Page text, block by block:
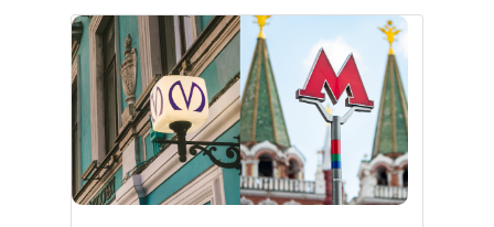
в повседневный инструмент.